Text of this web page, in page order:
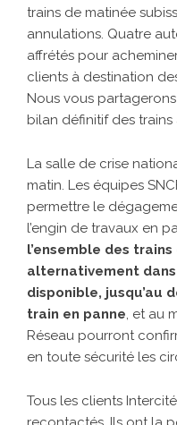
trains de matinée
annulations. Quatre
affrétés pour
clients à destination
Nous vous
bilan définitif des trains
La salle de crise
matin. Les équipes
permettre le
l’engin de travaux en
l’ensemble des
alternativement
disponible, jusqu’au
train en panne, et au
Réseau pourront
en toute sécurité les
Tous les clients